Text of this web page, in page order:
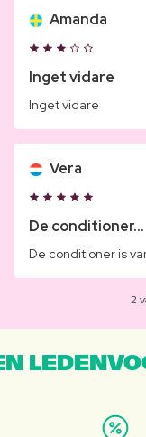
Amanda
Inget vidare
Inget vidare
Vera
De conditioner...
De conditioner is
2